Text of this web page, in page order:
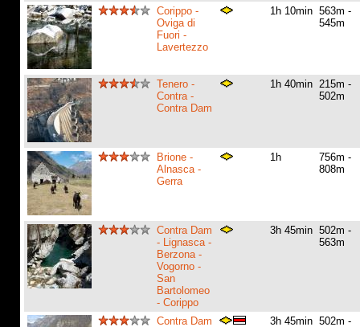
Corippo -
Oviga di
Fuori -
Lavertezzo
1h 10min 563m -
545m
Tenero -
Contra -
Contra Dam
1h 40min 215m -
502m
Brione -
Alnasca -
Gerra
1h
756m -
808m
Contra Dam
- Lignasca -
Berzona -
Vogorno -
San
Bartolomeo
- Corippo
3h 45min 502m -
563m
Contra Dam
3h 45min 502m -